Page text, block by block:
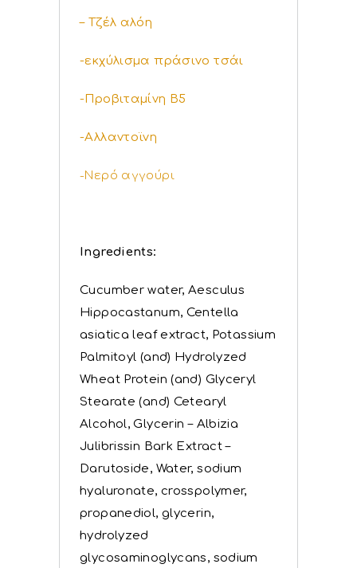
– Τζέλ αλόη
-εκχύλισμα πράσινο τσάι
-Προβιταμίνη Β5
-Αλλαντοϊνη
-Νερό αγγούρι
Ingredients:
Cucumber water, Aesculus
Hippocastanum, Centella
asiatica leaf extract, Potassium
Palmitoyl (and) Hydrolyzed
Wheat Protein (and) Glyceryl
Stearate (and) Cetearyl
Alcohol, Glycerin – Albizia
Julibrissin Bark Extract –
Darutoside, Water, sodium
hyaluronate, crosspolymer,
propanediol, glycerin,
hydrolyzed
glycosaminoglycans, sodium